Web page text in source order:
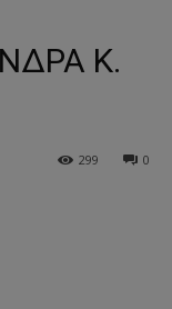
Κ.
0
299